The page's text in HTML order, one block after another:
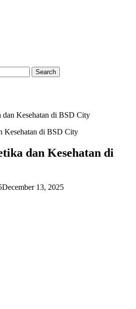
Kesehatan di BSD City
dan Kesehatan di
December 13, 2025